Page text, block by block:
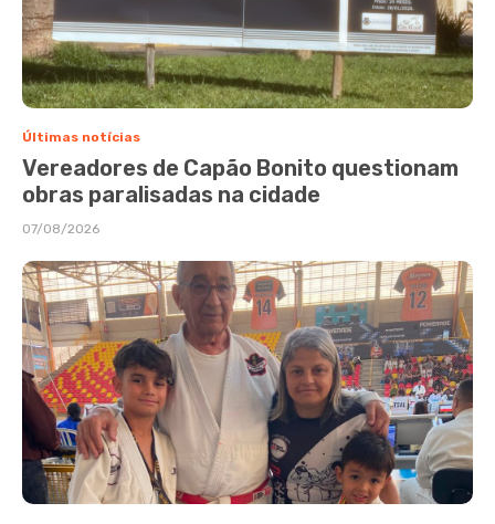
Últimas notícias
Vereadores de Capão Bonito questionam
obras paralisadas na cidade
07/08/2026